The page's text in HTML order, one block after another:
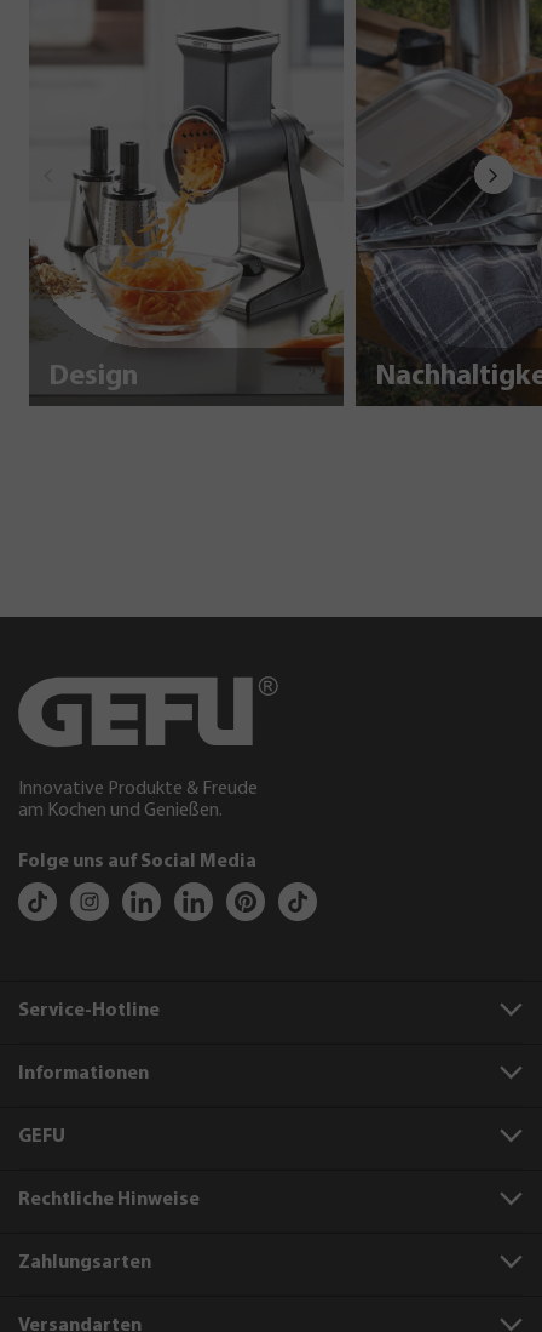
Design
Innovative Produkte & Freude
am Kochen und Genießen.
Folge uns auf Social Media
Service-Hotline
Informationen
GEFU
Rechtliche Hinweise
Zahlungsarten
Versandarten